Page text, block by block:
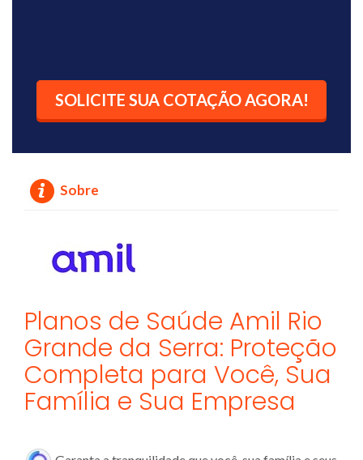
SOLICITE SUA COTAÇÃO AGORA!
Sobre
Planos de Saúde Amil Rio
Grande da Serra: Proteção
Completa para Você, Sua
Família e Sua Empresa